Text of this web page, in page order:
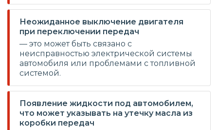
Неожиданное выключение двигателя
при переключении передач
— это может быть связано с
неисправностью электрической системы
автомобиля или проблемами с топливной
системой.
Появление жидкости под автомобилем,
что может указывать на утечку масла из
коробки передач